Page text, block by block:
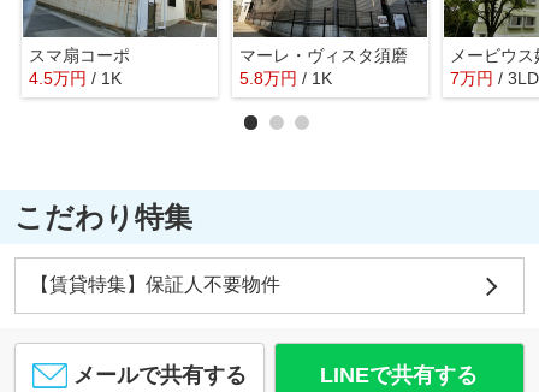
スマ扇コーポ
4.5万円 / 1K
マーレ・ヴィスタ須磨
5.8万円 / 1K
メービウ
7万円 /
こだわり特集
【賃貸特集】保証人不要物件
メールで共有する LINEで共有する